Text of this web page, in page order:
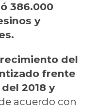
386.000
y
del
frente
2018 y
acuerdo con